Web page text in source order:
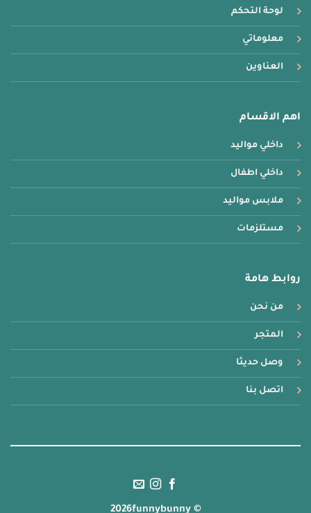
لوحة التحكم
معلوماتي
العناوين
اهم الاقسام
داخلي مواليد
داخلي اطفال
ملابس مواليد
مستلزمات
روابط هامة
من نحن
المتجر
وصل حديثا
اتصل بنا
© 2026funnybunny